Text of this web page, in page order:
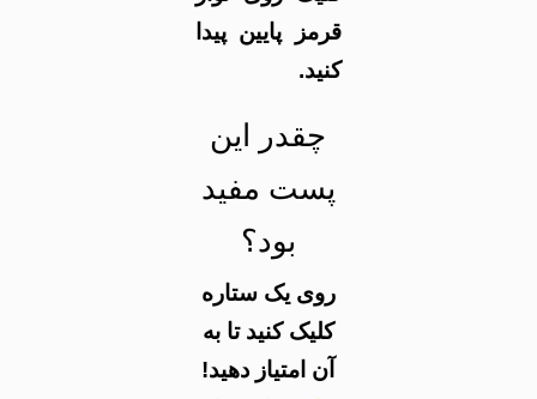
قرمز پایین پیدا
کنید.
چقدر این
پست مفید
بود؟
روی یک ستاره
کلیک کنید تا به
آن امتیاز دهید!